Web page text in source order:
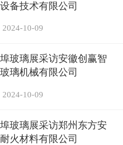
备技术有限公司
2024-10-09
玻璃展采访安徽创赢智
璃机械有限公司
2024-10-09
玻璃展采访郑州东方安
火材料有限公司